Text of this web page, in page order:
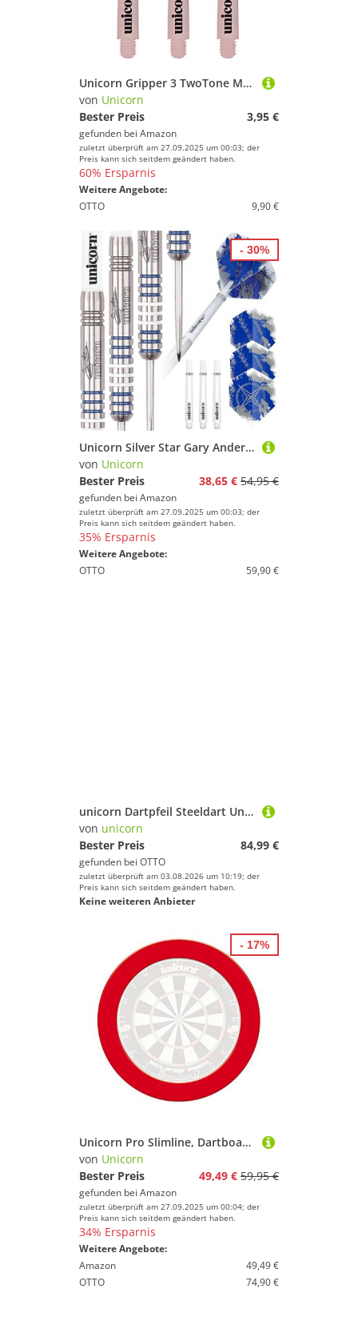
Unicorn Gripper 3 TwoTone Medium Dart Schäfte (3 Stk.)
von Unicorn
Bester Preis
3,95 €
gefunden bei Amazon
zuletzt überprüft am 27.09.2025 um 00:03; der
Preis kann sich seitdem geändert haben.
60% Ersparnis
Weitere Angebote:
OTTO
9,90 €
Unicorn Silver Star Gary Anderson Steel Dart, 80% Tungsten, 23g
von Unicorn
Bester Preis
38,65 € 54,95 €
gefunden bei Amazon
zuletzt überprüft am 27.09.2025 um 00:03; der
Preis kann sich seitdem geändert haben.
35% Ersparnis
Weitere Angebote:
OTTO
59,90 €
- 30%
unicorn Dartpfeil Steeldart Unicorn Adam Paxton, 90% Tungsten, 23g., Silber
von unicorn
Bester Preis
84,99 €
gefunden bei OTTO
zuletzt überprüft am 03.08.2026 um 10:19; der
Preis kann sich seitdem geändert haben.
Keine weiteren Anbieter
Unicorn Pro Slimline, Dartboard Surround, rot
von Unicorn
Bester Preis
49,49 € 59,95 €
gefunden bei Amazon
zuletzt überprüft am 27.09.2025 um 00:04; der
Preis kann sich seitdem geändert haben.
34% Ersparnis
Weitere Angebote:
Amazon
49,49 €
OTTO
74,90 €
- 17%